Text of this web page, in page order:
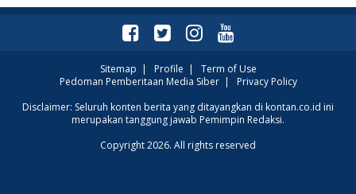
Klasemen Grup A Piala
AFF 2026: Ini Skenario
Sitemap | Profile | Term of Use
Pedoman Pemberitaan Media Siber| Privacy Policy
Disclaimer: Seluruh konten berita yang ditayangkan di kontan.co.id ini
merupakan tanggung jawab Pemimpin Redaksi.
Copyright 2026. All rights reserved